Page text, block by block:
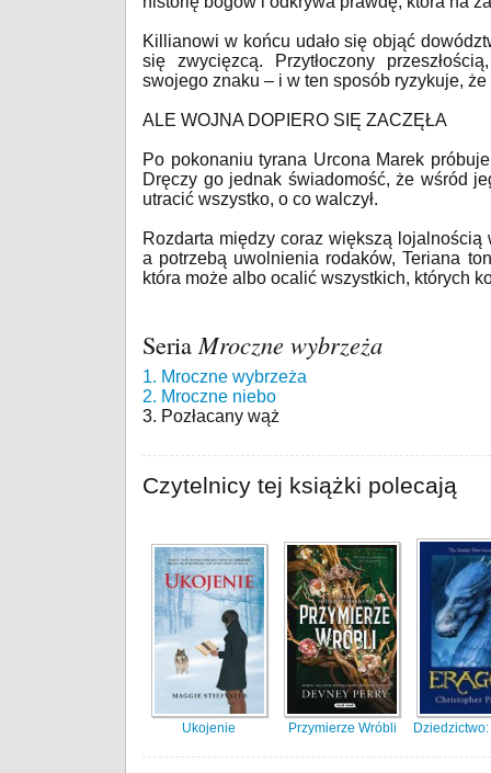
Killianowi w końcu udało się objąć
się zwycięzcą. Przytłoczony
swojego znaku – i w ten sposób ryzykuje,
ALE WOJNA DOPIERO SIĘ ZACZĘŁA
Po pokonaniu tyrana Urcona Marek
Dręczy go jednak świadomość, że wśród
utracić wszystko, o co walczył.
Rozdarta między coraz większą
a potrzebą uwolnienia rodaków, Teriana
która może albo ocalić wszystkich, których
SeriaMroczne wybrzeża
1. Mroczne wybrzeża
2. Mroczne niebo
3. Pozłacany wąż
Czytelnicy tej książki polecają
Ukojenie Przymierze Wróbli